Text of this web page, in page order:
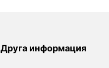
Друга информация